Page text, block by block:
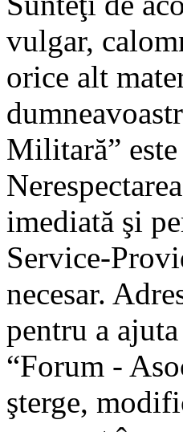
vulgar,
orice alt
Militară”
imediată şi
Service-
necesar.
pentru a
“Forum -
şterge,